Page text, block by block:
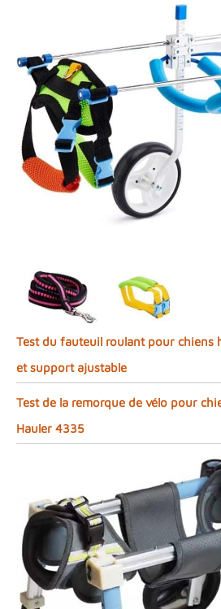
Test du fauteuil roulant pour chiens
et support ajustable
Test de la remorque de vélo pour
Hauler 4335